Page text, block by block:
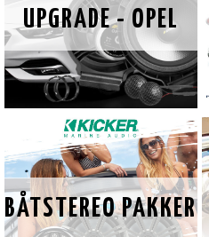
UPGRADE - OPEL
BÅTSTEREO PAKKER